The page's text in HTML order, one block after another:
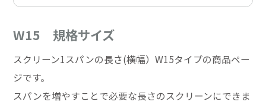
W15 規格サイズ
スクリーン1スパンの長さ(横幅）W15タイプの商品ペー
ジです。
スパンを増やすことで必要な長さのスクリーンにできま